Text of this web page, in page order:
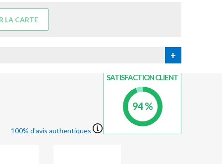
LA CARTE
+
100% d'avis authentiques
SATISFACTION CLIENT
94 %